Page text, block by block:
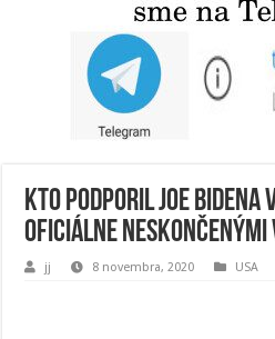
Kto podporil Joe Bidena
oficiálne neskončenými
jj 8 novembra, 2020 USA